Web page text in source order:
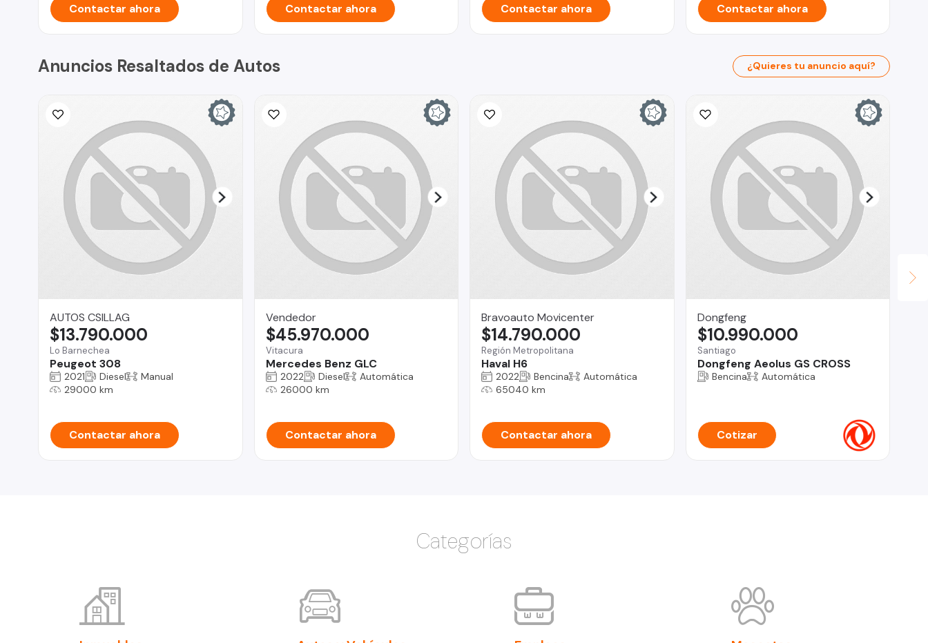
Contactar ahora Contactar ahora Contactar ahora Contactar ahora
Anuncios Resaltados de Autos ¿Quieres tu anuncio aquí?
AUTOS CSILLAG
Lo Barnechea
Peugeot 308
$13.790.000
2021 Diesel
Manual
29000 km
Contactar ahora
Vendedor
Vitacura
Mercedes Benz GLC
$45.970.000
2022 Diesel
Automática
26000 km
Contactar ahora
Bravoauto Movicenter
Región Metropolitana
Haval H6
$14.790.000
2022 Bencina
Automática
65040 km
Contactar ahora
Dongfeng
Santiago
Dongfeng Aeolus GS CROSS
$10.990.000
Bencina Automática
Cotizar
La
Categorías